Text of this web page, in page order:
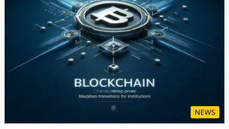
NEWS